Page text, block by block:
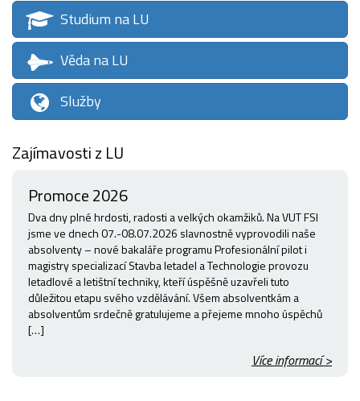
Studium na LU
Věda na LU
Služby
Zajímavosti z LU
Promoce 2026
Dva dny plné hrdosti, radosti a velkých okamžiků. Na VUT FSI
jsme ve dnech 07.-08.07.2026 slavnostně vyprovodili naše
absolventy – nové bakaláře programu Profesionální pilot i
magistry specializací Stavba letadel a Technologie provozu
letadlové a letištní techniky, kteří úspěšně uzavřeli tuto
důležitou etapu svého vzdělávání. Všem absolventkám a
absolventům srdečně gratulujeme a přejeme mnoho úspěchů
[…]
Více informací >